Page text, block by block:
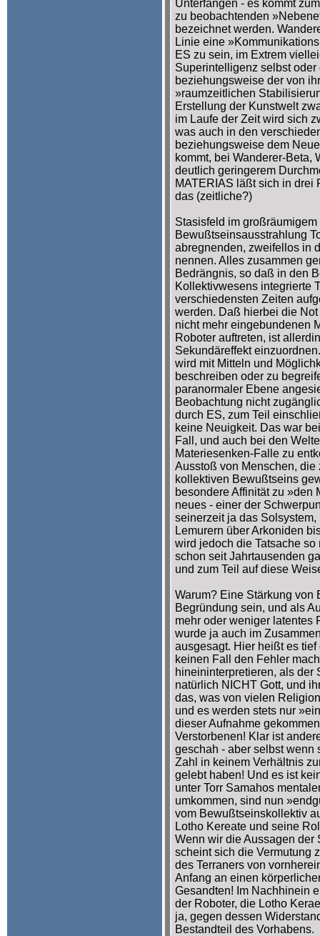
Unterfangen - es kommt
zu beobachtenden
bezeichnet werden.
Linie eine
ES zu sein, im Extrem
Superintelligenz selbst
beziehungsweise der von
»raumzeitlichen
Erstellung der Kunstwelt
im Laufe der Zeit wird sich
was auch in den
beziehungsweise dem
kommt, bei Wanderer-Beta,
deutlich geringerem
MATERIAS läßt sich in drei
das (zeitliche?)
Stasisfeld im
Bewußtseinsausstrahlung
abregnenden, zweifellos in
nennen. Alles zusammen
Bedrängnis, so daß in den
Kollektivwesens integrierte
verschiedensten Zeiten
werden. Daß hierbei die
nicht mehr eingebundenen
Roboter auftreten, ist
Sekundäreffekt
wird mit Mitteln und
beschreiben oder zu
paranormaler Ebene
Beobachtung nicht
durch ES, zum Teil
keine Neuigkeit. Das war
Fall, und auch bei den
Materiesenken-Falle zu
Ausstoß von Menschen,
kollektiven Bewußtseins
besondere Affinität zu »den
neues - einer der
seinerzeit ja das
Lemurern über Arkoniden
wird jedoch die Tatsache
schon seit Jahrtausenden
und zum Teil auf diese
Warum? Eine Stärkung von
Begründung sein, und als
mehr oder weniger latentes
wurde ja auch im
ausgesagt. Hier heißt es
keinen Fall den Fehler
hineininterpretieren, als der
natürlich NICHT Gott, und
das, was von vielen
und es werden stets nur
dieser Aufnahme
Verstorbenen! Klar ist
geschah - aber selbst wenn
Zahl in keinem Verhältnis
gelebt haben! Und es ist
unter Torr Samahos
umkommen, sind nun
vom Bewußtseinskollektiv
Lotho Kereate und seine
Wenn wir die Aussagen der
scheint sich die Vermutung
des Terraners von
Anfang an einen
Gesandten! Im Nachhinein
der Roboter, die Lotho
ja, gegen dessen
Bestandteil des Vorhabens.